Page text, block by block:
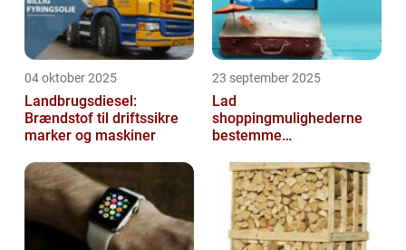
04 oktober 2025
Landbrugsdiesel:
Brændstof til driftssikre
marker og maskiner
23 september 2025
Lad
shoppingmulighederne
bestemme